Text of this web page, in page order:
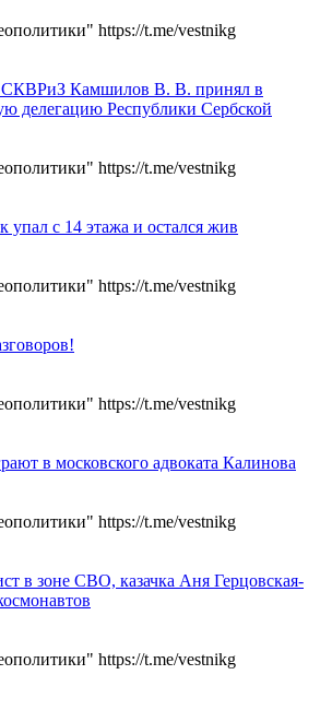
https://t.me/vestnikg
Камшилов В. В. принял в
делегацию Республики Сербской
https://t.me/vestnikg
упал с 14 этажа и остался жив
https://t.me/vestnikg
https://t.me/vestnikg
в московского адвоката Калинова
https://t.me/vestnikg
в зоне СВО, казачка Аня Герцовская-
https://t.me/vestnikg